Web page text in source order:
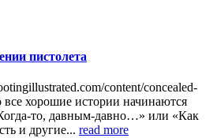
пистолета
content/concealed-
все хорошие истории начинаются
то, давным-давно…» или «Как
и другие... read more